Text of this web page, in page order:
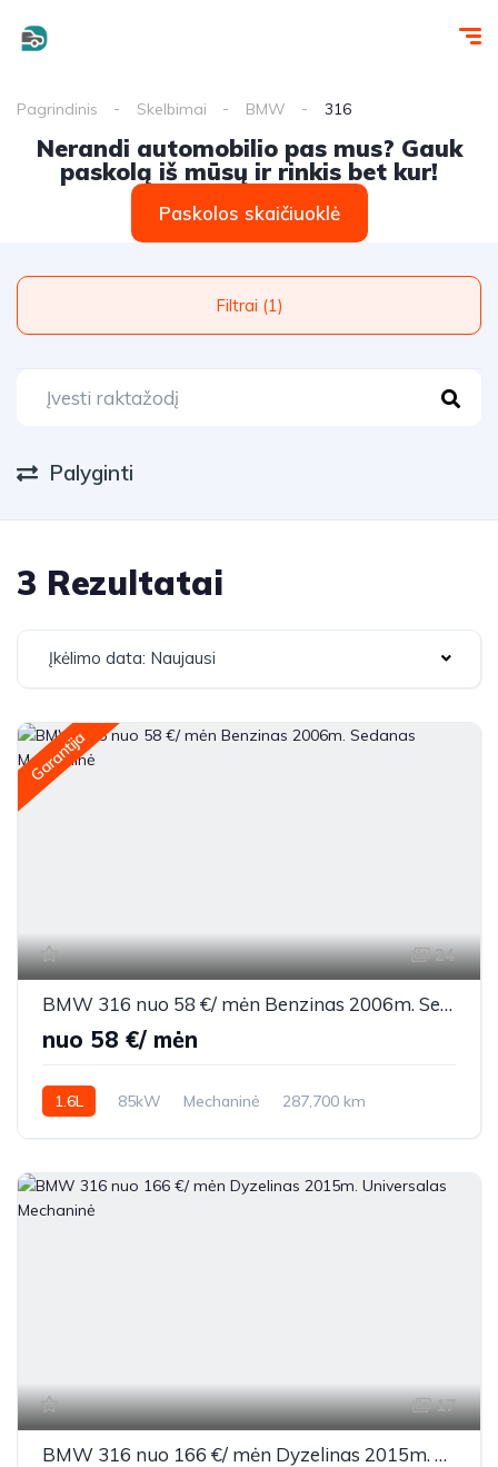
Pagrindinis Skelbimai BMW 316
Nerandi automobilio pas mus? Gauk
paskolą iš mūsų ir rinkis bet kur!
Paskolos skaičiuoklė
Filtrai (1)
Palyginti
3 Rezultatai
Įkėlimo data: Naujausi
Garantija
24
BMW 316 nuo 58 €/ mėn Benzinas 2006m. Sedanas Mechaninė
nuo 58 €/ mėn
1.6L 85kW Mechaninė
287,700 km
17
BMW 316 nuo 166 €/ mėn Dyzelinas 2015m. Universalas Mechaninė